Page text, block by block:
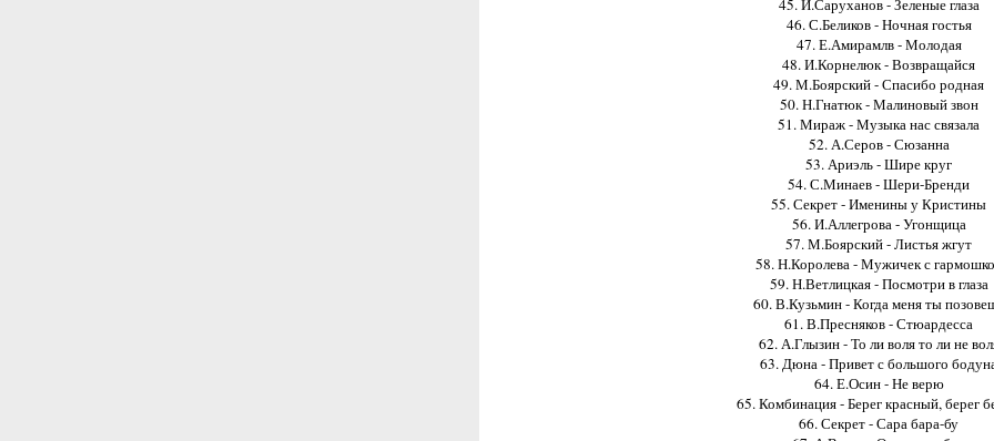
45. И.Саруханов - Зеленые глаза
46. С.Беликов - Ночная гостья
47. Е.Амирамлв - Молодая
48. И.Корнелюк - Возвращайся
49. М.Боярский - Спасибо родная
50. Н.Гнатюк - Малиновый звон
51. Мираж - Музыка нас связала
52. А.Серов - Сюзанна
53. Ариэль - Шире круг
54. С.Минаев - Шери-Бренди
55. Секрет - Именины у Кристины
56. И.Аллегрова - Угонщица
57. М.Боярский - Листья жгут
58. Н.Королева - Мужичек с
59. Н.Ветлицкая - Посмотри в глаза
60. В.Кузьмин - Когда меня ты
61. В.Пресняков - Стюардесса
62. А.Глызин - То ли воля то ли не
63. Дюна - Привет с большого
64. Е.Осин - Не верю
65. Комбинация - Берег красный, берег
66. Секрет - Сара бара-бу